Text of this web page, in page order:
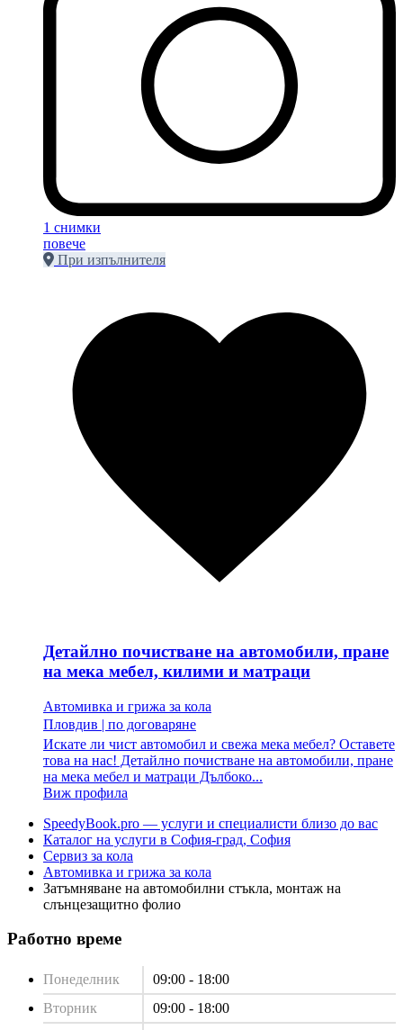
1 снимки
повече
При изпълнителя
Детайлно почистване на автомобили, пране
на мека мебел, килими и матраци
Автомивка и грижа за кола
Пловдив | по договаряне
Искате ли чист автомобил и свежа мека мебел? Оставете
това на нас! Детайлно почистване на автомобили, пране
на мека мебел и матраци Дълбоко...
Виж профила
SpeedyBook.pro — услуги и специалисти близо до вас
Каталог на услуги в София-град, София
Сервиз за кола
Автомивка и грижа за кола
Затъмняване на автомобилни стъкла, монтаж на
слънцезащитно фолио
Работно време
Понеделник
09:00 - 18:00
Вторник
09:00 - 18:00